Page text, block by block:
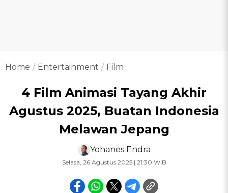
Home Entertainment Film
4 Film Animasi Tayang Akhir
Agustus 2025, Buatan Indonesia
Melawan Jepang
Yohanes Endra
Selasa, 26 Agustus 2025 | 21:30 WIB